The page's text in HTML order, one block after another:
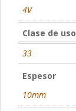
4V
Clase de uso
33
Espesor
10mm